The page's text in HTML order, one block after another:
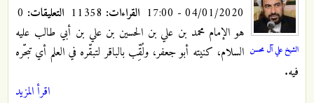
الشيخ علي آل محسن
04/01/2020 - 17:00 القراءات: التعليقات:
هو الإمام محمد بن علي بن الحسين بن علي بن أبي طالب عليه
السلام، كنيته أبو جعفر، ولُقِّب بالباقر لتبقّره في العلم أي تبحّره
فيه.
اقرأ المزيد